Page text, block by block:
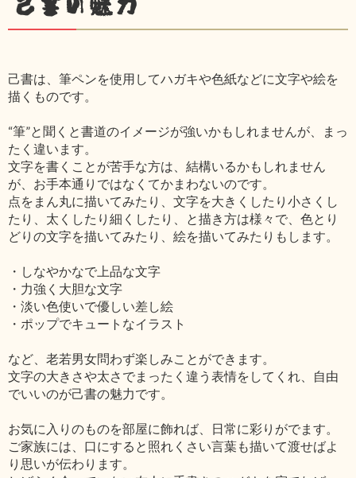
己書の魅力
己書は、筆ペンを使用してハガキや色紙などに文字や絵を
描くものです。
“筆”と聞くと書道のイメージが強いかもしれませんが、まっ
たく違います。
文字を書くことが苦手な方は、結構いるかもしれません
が、お手本通りではなくてかまわないのです。
点をまん丸に描いてみたり、文字を大きくしたり小さくし
たり、太くしたり細くしたり、と描き方は様々で、色とり
どりの文字を描いてみたり、絵を描いてみたりもします。
・しなやかなで上品な文字
・力強く大胆な文字
・淡い色使いで優しい差し絵
・ポップでキュートなイラスト
など、老若男女問わず楽しみことができます。
文字の大きさや太さでまったく違う表情をしてくれ、自由
でいいのが己書の魅力です。
お気に入りのものを部屋に飾れば、日常に彩りがでます。
ご家族には、口にすると照れくさい言葉も描いて渡せばよ
り思いが伝わります。